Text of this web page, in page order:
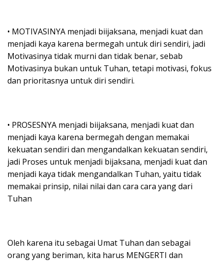
• MOTIVASINYA menjadi biijaksana, menjadi kuat dan
menjadi kaya karena bermegah untuk diri sendiri, jadi
Motivasinya tidak murni dan tidak benar, sebab
Motivasinya bukan untuk Tuhan, tetapi motivasi, fokus
dan prioritasnya untuk diri sendiri.
• PROSESNYA menjadi biijaksana, menjadi kuat dan
menjadi kaya karena bermegah dengan memakai
kekuatan sendiri dan mengandalkan kekuatan sendiri,
jadi Proses untuk menjadi bijaksana, menjadi kuat dan
menjadi kaya tidak mengandalkan Tuhan, yaitu tidak
memakai prinsip, nilai nilai dan cara cara yang dari
Tuhan
Oleh karena itu sebagai Umat Tuhan dan sebagai
orang yang beriman, kita harus MENGERTI dan